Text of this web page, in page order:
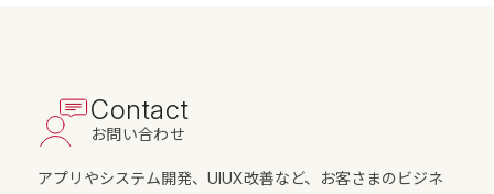
Contact
お問い合わせ
アプリやシステム開発、UIUX改善など、お客さまのビジネ